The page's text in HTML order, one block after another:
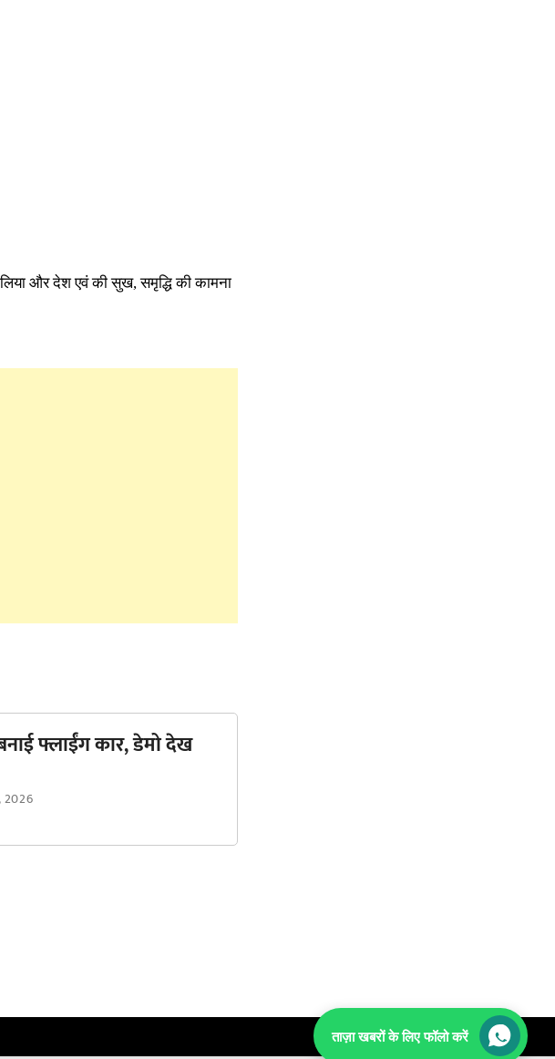
लिया और देश एवं की सुख, समृद्धि की कामना
फ्लाईंग कार, डेमो देख
2026
TOP
ताज़ा खबरों के लिए फॉलो करें